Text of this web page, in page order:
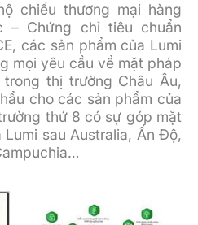
chiếu thương mại hàng
– Chứng chỉ tiêu chuẩn
các sản phẩm của Lumi
mọi yêu cầu về mặt pháp
thị trường Châu Âu,
cho các sản phẩm của
thứ 8 có sự góp mặt
sau Australia, Ấn Độ,